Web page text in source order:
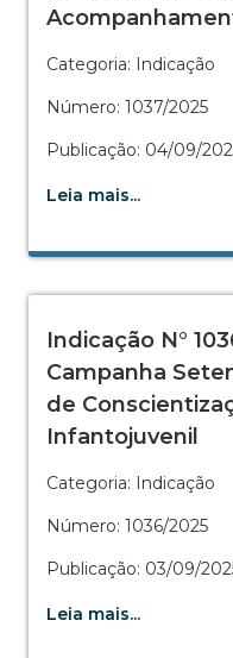
Categoria: Indicação
Número: 1037/2025
Publicação: 04/09/
Leia mais...
Indicação N°
Campanha
de
Infantojuvenil
Categoria: Indicação
Número: 1036/2025
Publicação: 03/09/
Leia mais...